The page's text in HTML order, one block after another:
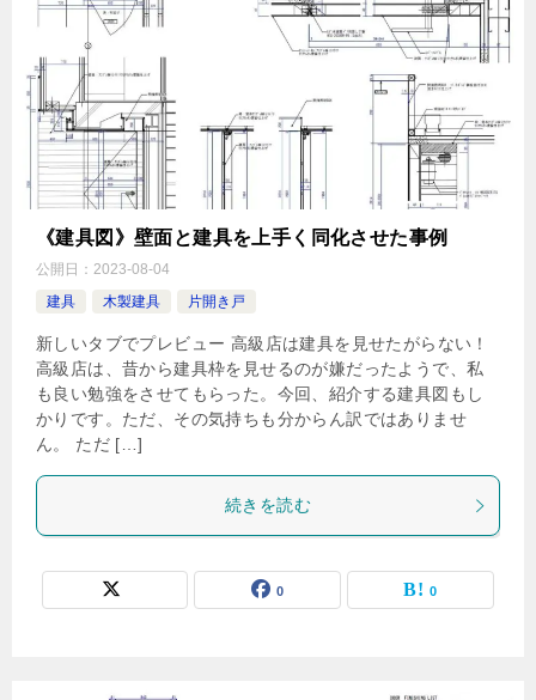
《建具図》壁面と建具を上手く同化させた事例
公開日： 2023-08-04
建具
木製建具 片開き戸
新しいタブでプレビュー 高級店は建具を見せたがらない！
高級店は、昔から建具枠を見せるのが嫌だったようで、私
も良い勉強をさせてもらった。今回、紹介する建具図もし
かりです。ただ、その気持ちも分からん訳ではありませ
ん。 ただ […]
続きを読む
0 0